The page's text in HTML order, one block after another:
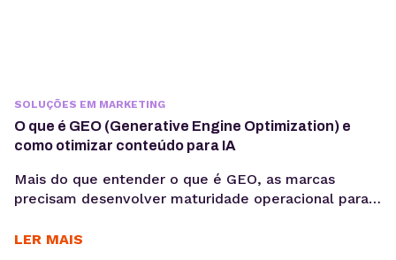
SOLUÇÕES EM MARKETING
O que é GEO (Generative Engine Optimization) e
como otimizar conteúdo para IA
Mais do que entender o que é GEO, as marcas
precisam desenvolver maturidade operacional para
intenção, consistência temática e conteúdos
LER MAIS